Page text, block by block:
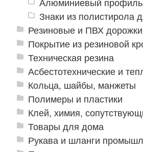
Знаки из полистирола
Резиновые и ПВХ дорожки
Покрытие из резиновой
Техническая резина
Асбестотехнические и
Кольца, шайбы, манжеты
Полимеры и пластики
Клей, химия,
Товары для дома
Рукава и шланги